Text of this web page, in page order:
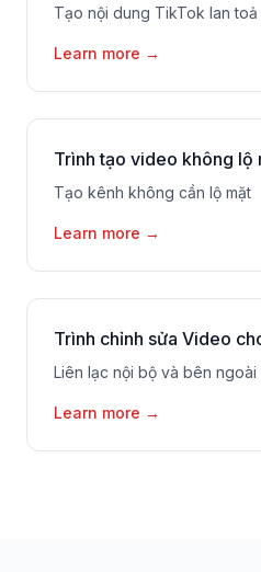
Tạo nội dung TikTok lan toả
Learn more →
Trình tạo video không lộ
Tạo kênh không cần lộ mặt
Learn more →
Trình chỉnh sửa Video
Liên lạc nội bộ và bên
Learn more →